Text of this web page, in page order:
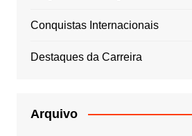
Conquistas Internacionais
Destaques da Carreira
Arquivo